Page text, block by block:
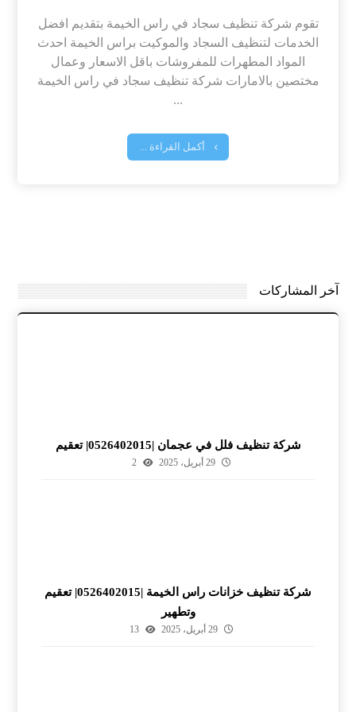
تقوم شركة تنظيف سجاد في راس الخيمة بتقديم افضل
الخدمات لتنظيف السجاد والموكيت براس الخيمة احدث
المواد المطهرات للمفروشات باقل الاسعار وعمال
مختصين بالامارات شركة تنظيف سجاد في راس الخيمة
...
أكمل القراءة ...
آخر المشاركات
شركة تنظيف فلل في عجمان |0526402015| تعقيم
29 أبريل، 2025 2
شركة تنظيف خزانات راس الخيمة |0526402015| تعقيم
وتطهير
29 أبريل، 2025 13